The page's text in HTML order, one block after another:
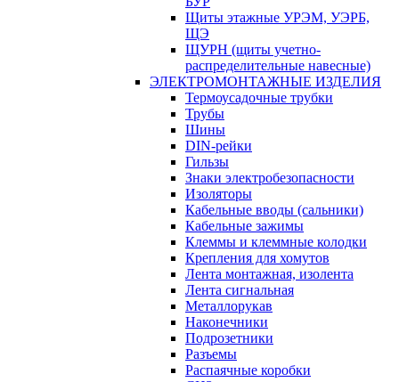
Щиты этажные УРЭМ, УЭРБ,
ЩЭ
ЩУРН (щиты учетно-
распределительные навесные)
ЭЛЕКТРОМОНТАЖНЫЕ ИЗДЕЛИЯ
Термоусадочные трубки
Трубы
Шины
DIN-рейки
Гильзы
Знаки электробезопасности
Изоляторы
Кабельные вводы (сальники)
Кабельные зажимы
Клеммы и клеммные колодки
Крепления для хомутов
Лента монтажная, изолента
Лента сигнальная
Металлорукав
Наконечники
Подрозетники
Разъемы
Распаячные коробки